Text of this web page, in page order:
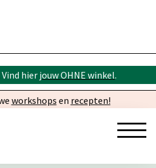
hier jouw OHNE winkel.
workshops en recepten!